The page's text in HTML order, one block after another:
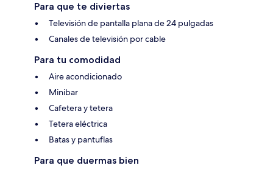
Para que te diviertas
Televisión de pantalla plana de 24 pulgadas
Canales de televisión por cable
Para tu comodidad
Aire acondicionado
Minibar
Cafetera y tetera
Tetera eléctrica
Batas y pantuflas
Para que duermas bien